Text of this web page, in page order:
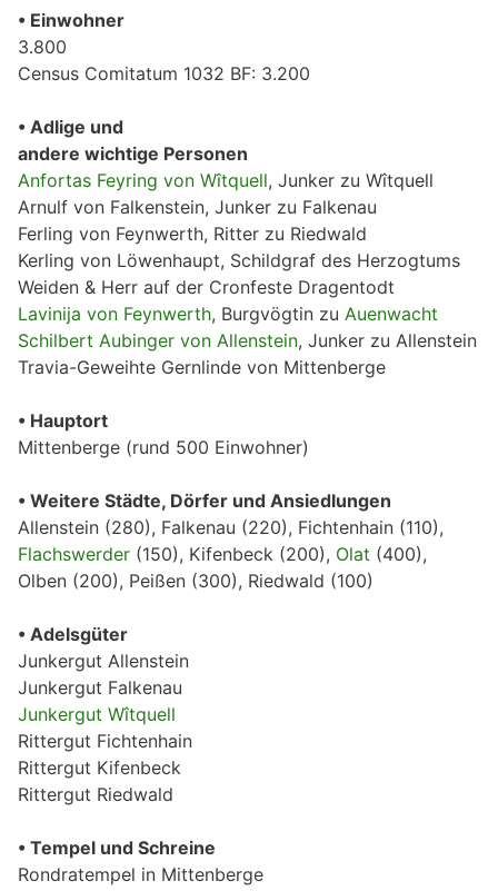
• Einwohner
3.800
Census Comitatum 1032 BF: 3.200
• Adlige und
andere wichtige Personen
Anfortas Feyring von Wîtquell, Junker zu Wîtquell
Arnulf von Falkenstein, Junker zu Falkenau
Ferling von Feynwerth, Ritter zu Riedwald
Kerling von Löwenhaupt, Schildgraf des Herzogtums
Weiden & Herr auf der Cronfeste Dragentodt
Lavinija von Feynwerth, Burgvögtin zu Auenwacht
Schilbert Aubinger von Allenstein, Junker zu Allenstein
Travia-Geweihte Gernlinde von Mittenberge
• Hauptort
Mittenberge (rund 500 Einwohner)
• Weitere Städte, Dörfer und Ansiedlungen
Allenstein (280), Falkenau (220), Fichtenhain (110),
Flachswerder (150), Kifenbeck (200), Olat (400),
Olben (200), Peißen (300), Riedwald (100)
• Adelsgüter
Junkergut Allenstein
Junkergut Falkenau
Junkergut Wîtquell
Rittergut Fichtenhain
Rittergut Kifenbeck
Rittergut Riedwald
• Tempel und Schreine
Rondratempel in Mittenberge